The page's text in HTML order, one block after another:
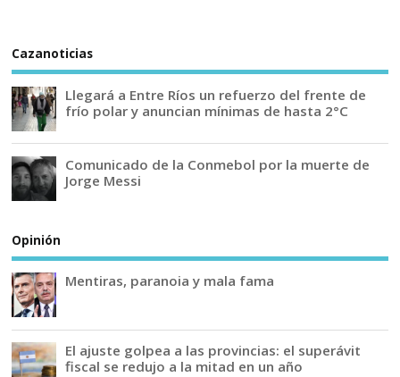
Cazanoticias
Llegará a Entre Ríos un refuerzo del frente de
frío polar y anuncian mínimas de hasta 2°C
Comunicado de la Conmebol por la muerte de
Jorge Messi
Opinión
Mentiras, paranoia y mala fama
El ajuste golpea a las provincias: el superávit
fiscal se redujo a la mitad en un año